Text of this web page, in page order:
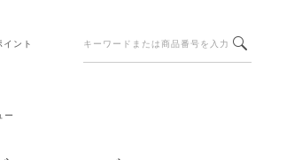
イント
ー